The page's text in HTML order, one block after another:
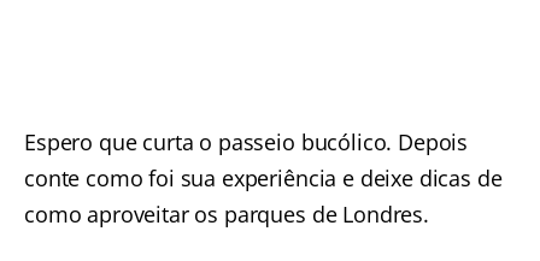
Espero que curta o passeio bucólico. Depois
conte como foi sua experiência e deixe dicas de
como aproveitar os parques de Londres.